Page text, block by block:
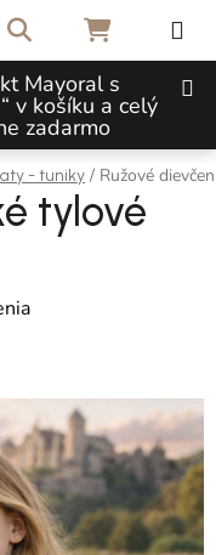
Mayoral s
v košíku a celý
zadarmo
Hľadať NÁKUPNÝ
- tuniky / Ružové
tylové
z 5 hviezdičiek.